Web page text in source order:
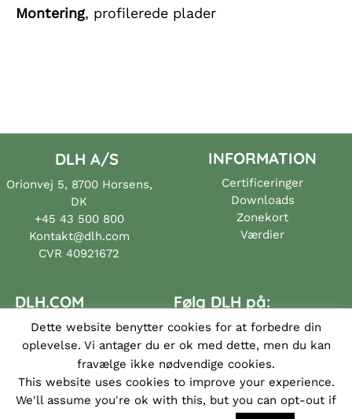
Montering, profilerede plader
DLH A/S
Orionvej 5, 8700 Horsens,
DK
+45 43 500 800
Kontakt@dlh.com
CVR 40921672
INFORMATION
Certificeringer
Downloads
Zonekort
Værdier
DLH.COM
Partnere
Produkter
Om os
Kontakt
Følg DLH på:
Dette website benytter cookies for at forbedre din
oplevelse. Vi antager du er ok med dette, men du kan
fravælge ikke nødvendige cookies.
This website uses cookies to improve your experience.
We'll assume you're ok with this, but you can opt-out if